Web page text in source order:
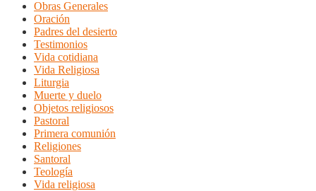
Obras Generales
Oración
Padres del desierto
Testimonios
Vida cotidiana
Vida Religiosa
Liturgia
Muerte y duelo
Objetos religiosos
Pastoral
Primera comunión
Religiones
Santoral
Teología
Vida religiosa